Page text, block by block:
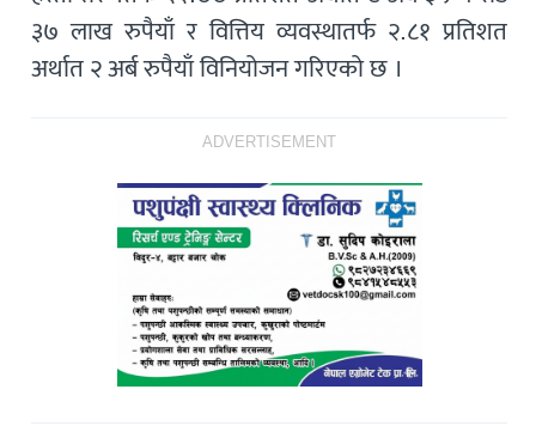
३७ लाख रुपैयाँ र वित्तिय व्यवस्थातर्फ २.८१ प्रतिशत
अर्थात २ अर्ब रुपैयाँ विनियोजन गरिएको छ ।
ADVERTISEMENT